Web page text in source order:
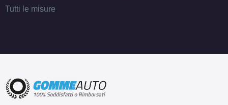
Esaurito
Esaurito
Tutti le misure